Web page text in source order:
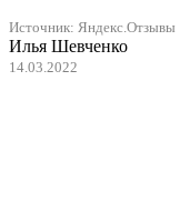
Источник: Яндекс.Отзывы
Илья Шевченко
14.03.2022